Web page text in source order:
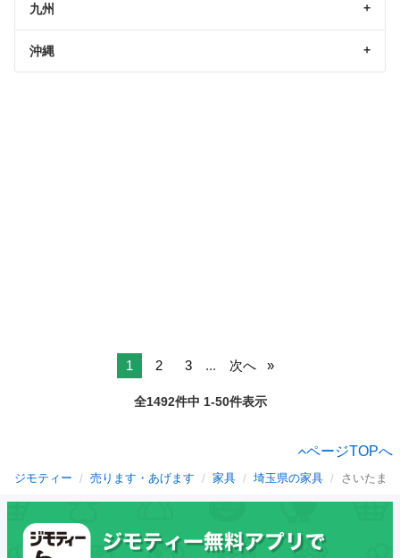
九州
沖縄
1 2 3 ... 次へ
全1492件中 1-50件表示
ページTOPへ
ジモティー 売ります・あげます 家具 埼玉県の家具 さいたま